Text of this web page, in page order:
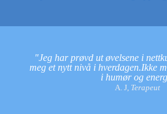
"Jeg har prøvd ut øvelsene i
meg et nytt nivå i hverdagen.Ikke
i humør og
A. J, Terapeut